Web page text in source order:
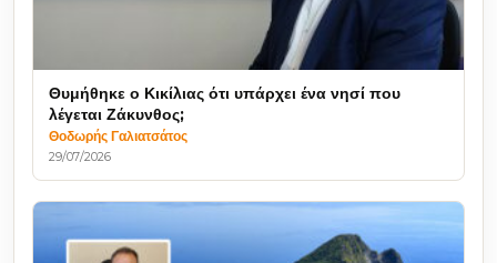
Θυμήθηκε ο Κικίλιας ότι υπάρχει ένα νησί που
λέγεται Ζάκυνθος;
Θοδωρής Γαλιατσάτος
29/07/2026